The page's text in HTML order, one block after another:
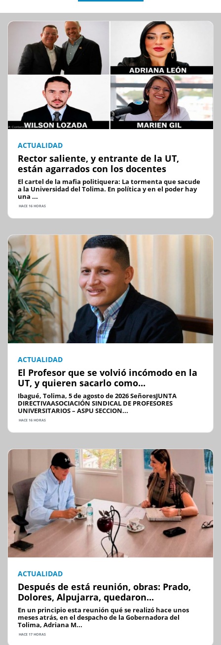
ACTUALIDAD
Rector saliente, y entrante de la UT,
están agarrados con los docentes
El cartel de la mafia politiquera: La tormenta que sacude
a la Universidad del Tolima. En política y en el poder hay
una ...
HACE 16 HORAS
ACTUALIDAD
El Profesor que se volvió incómodo en la
UT, y quieren sacarlo como...
Ibagué, Tolima, 5 de agosto de 2026 SeñoresJUNTA
DIRECTIVAASOCIACIÓN SINDICAL DE PROFESORES
UNIVERSITARIOS – ASPU SECCION...
HACE 16 HORAS
ACTUALIDAD
Después de está reunión, obras: Prado,
Dolores, Alpujarra, quedaron...
En un principio esta reunión qué se realizó hace unos
meses atrás, en el despacho de la Gobernadora del
Tolima, Adriana M...
HACE 17 HORAS